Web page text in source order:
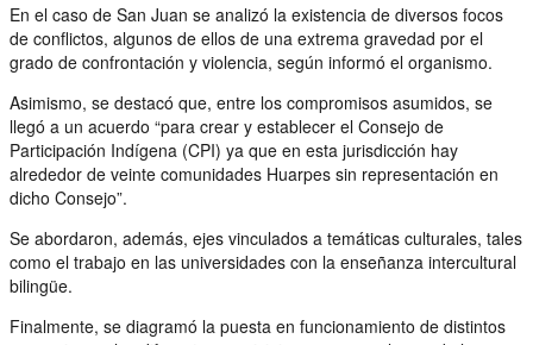
En el caso de San Juan se analizó la existencia de diversos focos
de conflictos, algunos de ellos de una extrema gravedad por el
grado de confrontación y violencia, según informó el organismo.
Asimismo, se destacó que, entre los compromisos asumidos, se
llegó a un acuerdo “para crear y establecer el Consejo de
Participación Indígena (CPI) ya que en esta jurisdicción hay
alrededor de veinte comunidades Huarpes sin representación en
dicho Consejo”.
Se abordaron, además, ejes vinculados a temáticas culturales, tales
como el trabajo en las universidades con la enseñanza intercultural
bilingüe.
Finalmente, se diagramó la puesta en funcionamiento de distintos